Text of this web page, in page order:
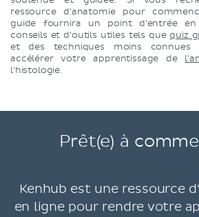
ressource d'anatomie pour
guide fournira un point d'entrée
conseils et d'outils utiles tels quequiz
et des techniques moins
accélérer votre apprentissage de
l'histologie.
Prêt(e) à
Kenhub est une ressource
en ligne pour rendre votre